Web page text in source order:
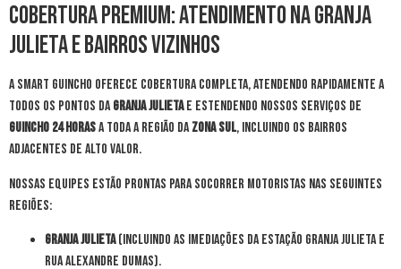
Cobertura Premium: Atendimento na Granja
Julieta e Bairros Vizinhos
A Smart Guincho oferece cobertura completa, atendendo rapidamente a
todos os pontos daGranja Julietae estendendo nossos serviços de
guincho 24 horasa toda a região daZona Sul, incluindo os bairros
adjacentes de alto valor.
Nossas equipes estão prontas para socorrer motoristas nas seguintes
regiões:
Granja Julieta(incluindo as imediações da Estação Granja Julieta e
Rua Alexandre Dumas).